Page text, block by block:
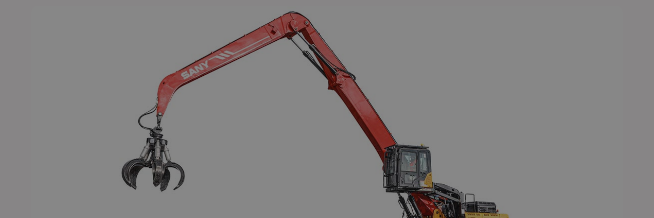
accesul sigur la compartimentul motorului, care este asigurat de balustradele de mână și de suprafața antiderapantă, precum și de
o platformă de întreținere pe șasiu. Ușile largi de service permit accesul neîngrădit la toate piesele relevante pentru întreținere, cum
ar fi pachetul de răcire sau separatorul de apă al conductei de combustibil.